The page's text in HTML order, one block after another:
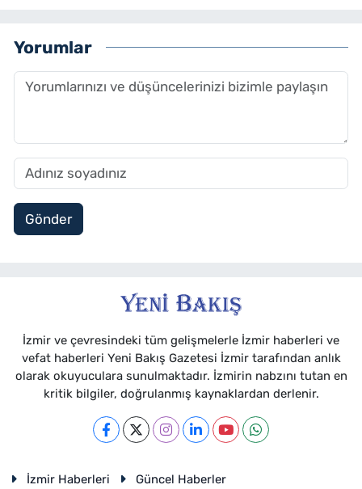
Yorumlar
Gönder
İzmir ve çevresindeki tüm gelişmelerle İzmir haberleri ve
vefat haberleri Yeni Bakış Gazetesi İzmir tarafından anlık
olarak okuyuculara sunulmaktadır. İzmirin nabzını tutan en
kritik bilgiler, doğrulanmış kaynaklardan derlenir.
İzmir Haberleri Güncel Haberler